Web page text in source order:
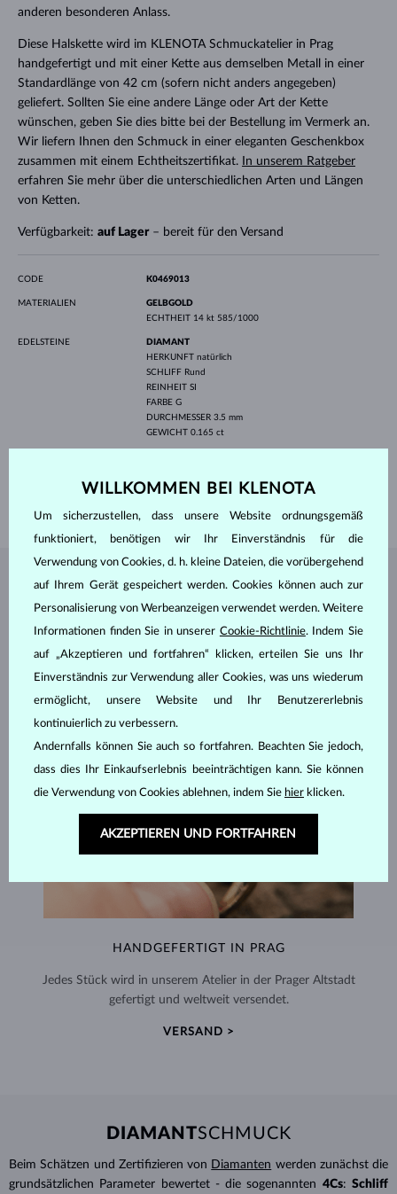
anderen besonderen Anlass.
Diese Halskette wird im KLENOTA Schmuckatelier in Prag
handgefertigt und mit einer Kette aus demselben Metall in einer
Standardlänge von 42 cm (sofern nicht anders angegeben)
geliefert. Sollten Sie eine andere Länge oder Art der Kette
wünschen, geben Sie dies bitte bei der Bestellung im Vermerk an.
Wir liefern Ihnen den Schmuck in einer eleganten Geschenkbox
zusammen mit einem Echtheitszertifikat.
In unserem Ratgeber
erfahren Sie mehr über die unterschiedlichen Arten und Längen
von Ketten.
Verfügbarkeit: auf Lager– bereit für den Versand
CODE K0469013
MATERIALIEN
GELBGOLD
ECHTHEIT 14 kt 585/1000
EDELSTEINE
DIAMANT
HERKUNFT natürlich
SCHLIFF Rund
REINHEIT SI
FARBE G
DURCHMESSER 3.5 mm
GEWICHT 0.165 ct
420.00 mm
SCHMUCK AUS DEMKLENOTA ATELIER
HANDGEFERTIGT IN PRAG
Jedes Stück wird in unserem Atelier in der Prager Altstadt
gefertigt und weltweit versendet.
VERSAND >
DIAMANTSCHMUCK
Beim Schätzen und Zertifizieren von Diamanten werden zunächst die
grundsätzlichen Parameter bewertet - die sogenannten 4Cs: Schliff
WILLKOMMEN BEI KLENOTA
Um sicherzustellen, dass unsere Website ordnungsgemäß
funktioniert, benötigen wir Ihr Einverständnis für die
Verwendung von Cookies, d. h. kleine Dateien, die vorübergehend
auf Ihrem Gerät gespeichert werden. Cookies können auch zur
Personalisierung von Werbeanzeigen verwendet werden. Weitere
Informationen finden Sie in unserer Cookie-Richtlinie. Indem Sie
auf „Akzeptieren und fortfahren“ klicken, erteilen Sie uns Ihr
Einverständnis zur Verwendung aller Cookies, was uns wiederum
ermöglicht, unsere Website und Ihr Benutzererlebnis
kontinuierlich zu verbessern.
Andernfalls können Sie auch so fortfahren. Beachten Sie jedoch,
dass dies Ihr Einkaufserlebnis beeinträchtigen kann. Sie können
die Verwendung von Cookies ablehnen, indem Sie hier klicken.
AKZEPTIEREN UND FORTFAHREN